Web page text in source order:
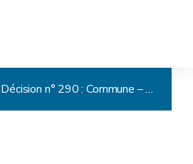
CADA - Décision n° 290 : Commune – Documents liés à des dépenses – Liste de personnes – Document à caractère personnel (non) – Document inachevé ou incomplet (non) – Demande abusive (non) – Communication